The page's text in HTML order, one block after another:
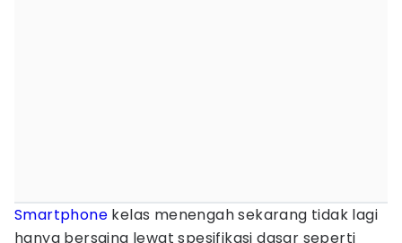
Smartphone kelas menengah sekarang tidak lagi
hanya bersaing lewat spesifikasi dasar seperti